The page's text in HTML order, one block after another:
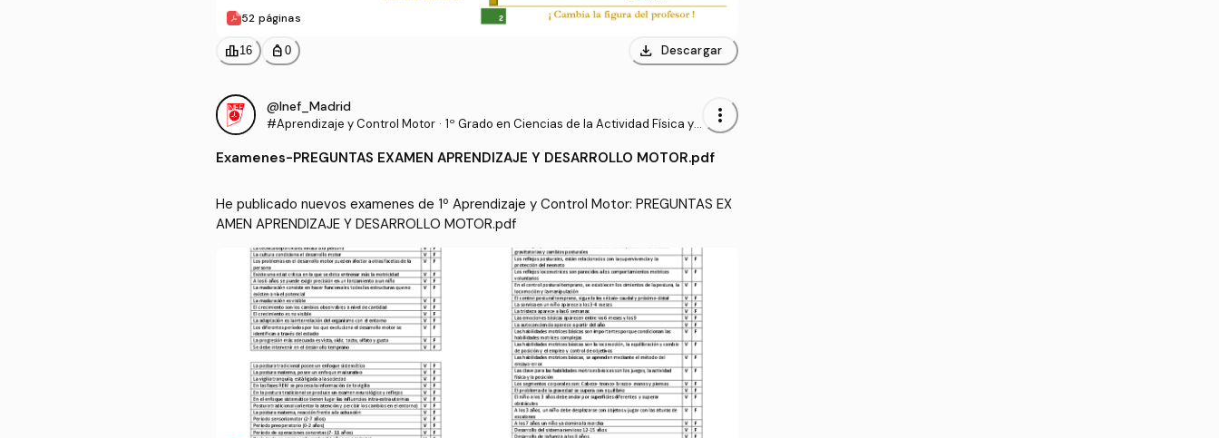
52 páginas
leaderboard16 personal_bag 0 download Descargar
@Inef_Madrid
#Aprendizaje y Control Motor · 1º Grado en Ciencias de la Actividad Física y
more_vert
Examenes-PREGUNTAS EXAMEN APRENDIZAJE Y DESARROLLO MOTOR.pdf
He publicado nuevos examenes de 1º Aprendizaje y Control Motor: PREGUNTAS EX
AMEN APRENDIZAJE Y DESARROLLO MOTOR.pdf